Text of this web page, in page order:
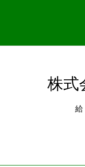
株式
給